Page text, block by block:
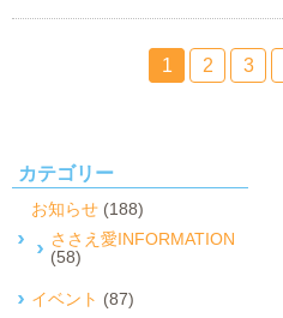
1 2 3
カテゴリー
お知らせ (188)
ささえ愛INFORMATION
(58)
イベント (87)